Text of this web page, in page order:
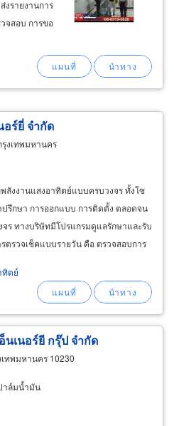
งรายงานการ
จสอบ การขอ
งานจากกรม
อร์ยี่ จำกัด
งเทพมหานคร
ลังงานแสงอาทิตย์แบบครบวงจร ทั้งโซ
รึกษา การออกแบบ การติดตั้ง ตลอดจน
ร ทางบริษัทมีโปรแกรมดูแลรักษาและรับ
ตรวจเช็คแบบรายวัน คือ ตรวจสอบการ
ทิตย์
นเนอร์ยี กรุ๊ป จำกัด
ทพมหานคร 10230
าล์มน้ำมัน